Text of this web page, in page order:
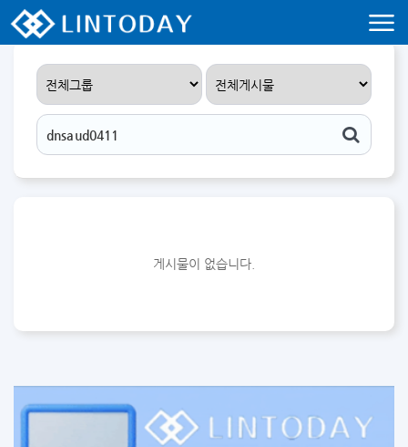
리니지 프리서버 홍보 및 프리서버 홍보 커뮤니티 사이트 린투데이 입니다.
게시물이 없습니다.